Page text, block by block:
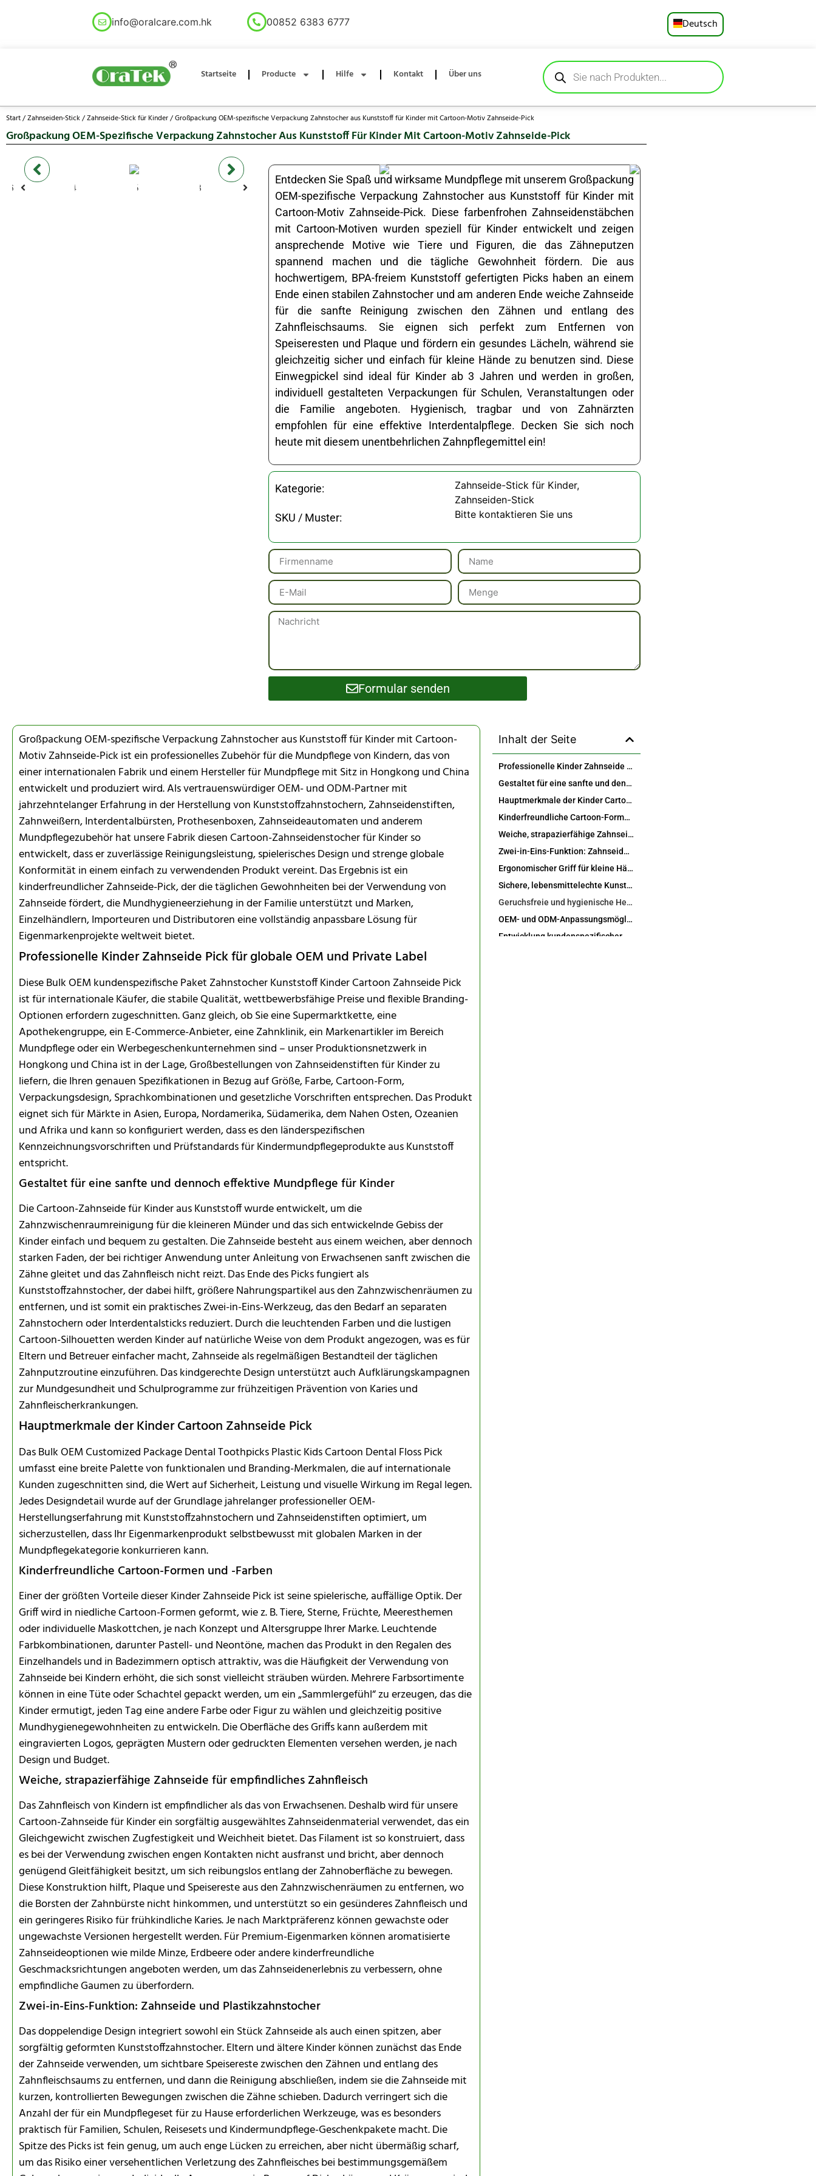
info@oralcare.com.hk 00852 6383 6777
Deutsch
Русский
Español
Startseite Producte Hilfe Kontakt Über uns
Start/Zahnseiden-Stick/Zahnseide-Stick für Kinder/ Großpackung OEM-spezifische Verpackung Zahnstocher aus Kunststoff für Kinder mit Cartoon-Motiv Zahnseide-Pick
Großpackung OEM-Spezifische Verpackung Zahnstocher Aus Kunststoff Für Kinder Mit Cartoon-Motiv Zahnseide-Pick
Entdecken Sie Spaß und wirksame Mundpflege mit unserem Großpackung
OEM-spezifische Verpackung Zahnstocher aus Kunststoff für Kinder mit
Cartoon-Motiv Zahnseide-Pick. Diese farbenfrohen Zahnseidenstäbchen
mit Cartoon-Motiven wurden speziell für Kinder entwickelt und zeigen
ansprechende Motive wie Tiere und Figuren, die das Zähneputzen
spannend machen und die tägliche Gewohnheit fördern. Die aus
hochwertigem, BPA-freiem Kunststoff gefertigten Picks haben an einem
Ende einen stabilen Zahnstocher und am anderen Ende weiche Zahnseide
für die sanfte Reinigung zwischen den Zähnen und entlang des
Zahnfleischsaums. Sie eignen sich perfekt zum Entfernen von
Speiseresten und Plaque und fördern ein gesundes Lächeln, während sie
gleichzeitig sicher und einfach für kleine Hände zu benutzen sind. Diese
Einwegpickel sind ideal für Kinder ab 3 Jahren und werden in großen,
individuell gestalteten Verpackungen für Schulen, Veranstaltungen oder
die Familie angeboten. Hygienisch, tragbar und von Zahnärzten
empfohlen für eine effektive Interdentalpflege. Decken Sie sich noch
heute mit diesem unentbehrlichen Zahnpflegemittel ein!
Kategorie: Zahnseide-Stick für Kinder,
Zahnseiden-Stick
SKU / Muster: Bitte kontaktieren Sie uns
Formular senden
Großpackung OEM-spezifische Verpackung Zahnstocher aus Kunststoff für Kinder mit Cartoon-
Motiv Zahnseide-Pick ist ein professionelles Zubehör für die Mundpflege von Kindern, das von
einer internationalen Fabrik und einem Hersteller für Mundpflege mit Sitz in Hongkong und China
entwickelt und produziert wird. Als vertrauenswürdiger OEM- und ODM-Partner mit
jahrzehntelanger Erfahrung in der Herstellung von Kunststoffzahnstochern, Zahnseidenstiften,
Zahnweißern, Interdentalbürsten, Prothesenboxen, Zahnseideautomaten und anderem
Mundpflegezubehör hat unsere Fabrik diesen Cartoon-Zahnseidenstocher für Kinder so
entwickelt, dass er zuverlässige Reinigungsleistung, spielerisches Design und strenge globale
Konformität in einem einfach zu verwendenden Produkt vereint. Das Ergebnis ist ein
kinderfreundlicher Zahnseide-Pick, der die täglichen Gewohnheiten bei der Verwendung von
Zahnseide fördert, die Mundhygieneerziehung in der Familie unterstützt und Marken,
Einzelhändlern, Importeuren und Distributoren eine vollständig anpassbare Lösung für
Eigenmarkenprojekte weltweit bietet.
Professionelle Kinder Zahnseide Pick für globale OEM und Private Label
Diese Bulk OEM kundenspezifische Paket Zahnstocher Kunststoff Kinder Cartoon Zahnseide Pick
ist für internationale Käufer, die stabile Qualität, wettbewerbsfähige Preise und flexible Branding-
Optionen erfordern zugeschnitten. Ganz gleich, ob Sie eine Supermarktkette, eine
Apothekengruppe, ein E-Commerce-Anbieter, eine Zahnklinik, ein Markenartikler im Bereich
Mundpflege oder ein Werbegeschenkunternehmen sind – unser Produktionsnetzwerk in
Hongkong und China ist in der Lage, Großbestellungen von Zahnseidenstiften für Kinder zu
liefern, die Ihren genauen Spezifikationen in Bezug auf Größe, Farbe, Cartoon-Form,
Verpackungsdesign, Sprachkombinationen und gesetzliche Vorschriften entsprechen. Das Produkt
eignet sich für Märkte in Asien, Europa, Nordamerika, Südamerika, dem Nahen Osten, Ozeanien
und Afrika und kann so konfiguriert werden, dass es den länderspezifischen
Kennzeichnungsvorschriften und Prüfstandards für Kindermundpflegeprodukte aus Kunststoff
entspricht.
Gestaltet für eine sanfte und dennoch effektive Mundpflege für Kinder
Die Cartoon-Zahnseide für Kinder aus Kunststoff wurde entwickelt, um die
Zahnzwischenraumreinigung für die kleineren Münder und das sich entwickelnde Gebiss der
Kinder einfach und bequem zu gestalten. Die Zahnseide besteht aus einem weichen, aber dennoch
starken Faden, der bei richtiger Anwendung unter Anleitung von Erwachsenen sanft zwischen die
Zähne gleitet und das Zahnfleisch nicht reizt. Das Ende des Picks fungiert als
Kunststoffzahnstocher, der dabei hilft, größere Nahrungspartikel aus den Zahnzwischenräumen zu
entfernen, und ist somit ein praktisches Zwei-in-Eins-Werkzeug, das den Bedarf an separaten
Zahnstochern oder Interdentalsticks reduziert. Durch die leuchtenden Farben und die lustigen
Cartoon-Silhouetten werden Kinder auf natürliche Weise von dem Produkt angezogen, was es für
Eltern und Betreuer einfacher macht, Zahnseide als regelmäßigen Bestandteil der täglichen
Zahnputzroutine einzuführen. Das kindgerechte Design unterstützt auch Aufklärungskampagnen
zur Mundgesundheit und Schulprogramme zur frühzeitigen Prävention von Karies und
Zahnfleischerkrankungen.
Hauptmerkmale der Kinder Cartoon Zahnseide Pick
Das Bulk OEM Customized Package Dental Toothpicks Plastic Kids Cartoon Dental Floss Pick
umfasst eine breite Palette von funktionalen und Branding-Merkmalen, die auf internationale
Kunden zugeschnitten sind, die Wert auf Sicherheit, Leistung und visuelle Wirkung im Regal legen.
Jedes Designdetail wurde auf der Grundlage jahrelanger professioneller OEM-
Herstellungserfahrung mit Kunststoffzahnstochern und Zahnseidenstiften optimiert, um
sicherzustellen, dass Ihr Eigenmarkenprodukt selbstbewusst mit globalen Marken in der
Mundpflegekategorie konkurrieren kann.
Kinderfreundliche Cartoon-Formen und -Farben
Einer der größten Vorteile dieser Kinder Zahnseide Pick ist seine spielerische, auffällige Optik. Der
Griff wird in niedliche Cartoon-Formen geformt, wie z. B. Tiere, Sterne, Früchte, Meeresthemen
oder individuelle Maskottchen, je nach Konzept und Altersgruppe Ihrer Marke. Leuchtende
Farbkombinationen, darunter Pastell- und Neontöne, machen das Produkt in den Regalen des
Einzelhandels und in Badezimmern optisch attraktiv, was die Häufigkeit der Verwendung von
Zahnseide bei Kindern erhöht, die sich sonst vielleicht sträuben würden. Mehrere Farbsortimente
können in eine Tüte oder Schachtel gepackt werden, um ein „Sammlergefühl“ zu erzeugen, das die
Kinder ermutigt, jeden Tag eine andere Farbe oder Figur zu wählen und gleichzeitig positive
Mundhygienegewohnheiten zu entwickeln. Die Oberfläche des Griffs kann außerdem mit
eingravierten Logos, geprägten Mustern oder gedruckten Elementen versehen werden, je nach
Design und Budget.
Weiche, strapazierfähige Zahnseide für empfindliches Zahnfleisch
Das Zahnfleisch von Kindern ist empfindlicher als das von Erwachsenen. Deshalb wird für unsere
Cartoon-Zahnseide für Kinder ein sorgfältig ausgewähltes Zahnseidenmaterial verwendet, das ein
Gleichgewicht zwischen Zugfestigkeit und Weichheit bietet. Das Filament ist so konstruiert, dass
es bei der Verwendung zwischen engen Kontakten nicht ausfranst und bricht, aber dennoch
genügend Gleitfähigkeit besitzt, um sich reibungslos entlang der Zahnoberfläche zu bewegen.
Diese Konstruktion hilft, Plaque und Speisereste aus den Zahnzwischenräumen zu entfernen, wo
die Borsten der Zahnbürste nicht hinkommen, und unterstützt so ein gesünderes Zahnfleisch und
ein geringeres Risiko für frühkindliche Karies. Je nach Marktpräferenz können gewachste oder
ungewachste Versionen hergestellt werden. Für Premium-Eigenmarken können aromatisierte
Zahnseideoptionen wie milde Minze, Erdbeere oder andere kinderfreundliche
Geschmacksrichtungen angeboten werden, um das Zahnseidenerlebnis zu verbessern, ohne
empfindliche Gaumen zu überfordern.
Zwei-in-Eins-Funktion: Zahnseide und Plastikzahnstocher
Das doppelendige Design integriert sowohl ein Stück Zahnseide als auch einen spitzen, aber
sorgfältig geformten Kunststoffzahnstocher. Eltern und ältere Kinder können zunächst das Ende
der Zahnseide verwenden, um sichtbare Speisereste zwischen den Zähnen und entlang des
Zahnfleischsaums zu entfernen, und dann die Reinigung abschließen, indem sie die Zahnseide mit
kurzen, kontrollierten Bewegungen zwischen die Zähne schieben. Dadurch verringert sich die
Anzahl der für ein Mundpflegeset für zu Hause erforderlichen Werkzeuge, was es besonders
praktisch für Familien, Schulen, Reisesets und Kindermundpflege-Geschenkpakete macht. Die
Spitze des Picks ist fein genug, um auch enge Lücken zu erreichen, aber nicht übermäßig scharf,
um das Risiko einer versehentlichen Verletzung des Zahnfleisches bei bestimmungsgemäßem
Inhalt der Seite
Professionelle Kinder Zahnseide Pick für globale OEM und Private Label
Gestaltet für eine sanfte und dennoch effektive Mundpflege für Kinder
Hauptmerkmale der Kinder Cartoon Zahnseide Pick
Kinderfreundliche Cartoon-Formen und -Farben
Weiche, strapazierfähige Zahnseide für empfindliches Zahnfleisch
Zwei-in-Eins-Funktion: Zahnseide und Plastikzahnstocher
Ergonomischer Griff für kleine Hände
Sichere, lebensmittelechte Kunststoffmaterialien
Geruchsfreie und hygienische Herstellung
OEM- und ODM-Anpassungsmöglichkeiten